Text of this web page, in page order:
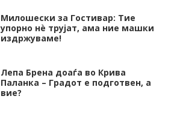
Милошески за Гостивар: Тие
упорно нѐ трујат, ама ние машки
издржуваме!
Лепа Брена доаѓа во Крива
Паланка – Градот е подготвен, а
вие?